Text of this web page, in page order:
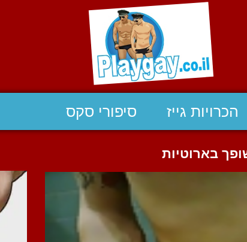
הכרויות גייז סיפורי סקס
בארוטיות